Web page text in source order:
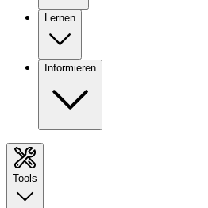
Lernen
Informieren
Tools